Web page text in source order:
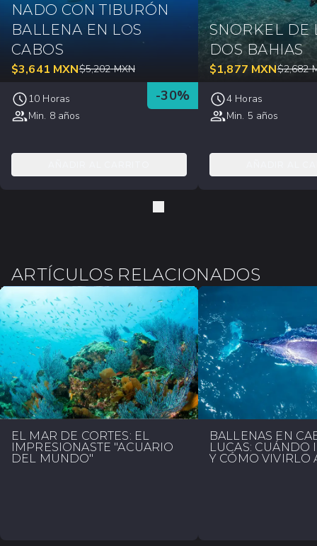
NADO CON TIBURÓN
BALLENA EN LOS
CABOS
$3,641 MXN$5,202 MXN
-30%
10 Horas
Min. 8 años
SNORKEL DE
DOS BAHIAS
$1,877 MXN$2,682
4 Horas
Min. 5 años
ARTÍCULOS RELACIONADOS
EL MAR DE CORTÉS: EL
IMPRESIONASTE "ACUARIO
DEL MUNDO"
BALLENAS EN
LUCAS: CUÁNDO
Y CÓMO VIVIRLO